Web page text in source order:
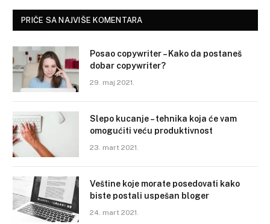
PRIČE SA NAJVIŠE KOMENTARA
Posao copywriter – Kako da postaneš
dobar copywriter?
29. maj 2021.
Slepo kucanje – tehnika koja će vam
omogućiti veću produktivnost
23. mart 2021.
Veštine koje morate posedovati kako
biste postali uspešan bloger
24. mart 2021.